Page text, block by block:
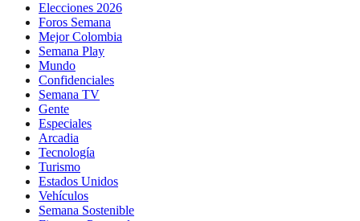
Elecciones 2026
Foros Semana
Mejor Colombia
Semana Play
Mundo
Confidenciales
Semana TV
Gente
Especiales
Arcadia
Tecnología
Turismo
Estados Unidos
Vehículos
Semana Sostenible